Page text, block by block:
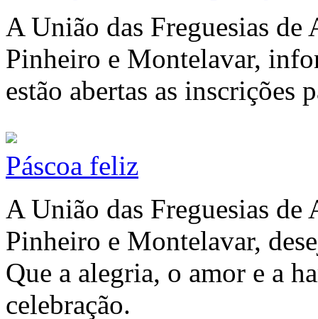
A União das Freguesias
Pinheiro e Montelavar,
estão abertas as inscrições
Páscoa feliz
A União das Freguesias
Pinheiro e Montelavar,
Que a alegria, o amor e a
celebração.